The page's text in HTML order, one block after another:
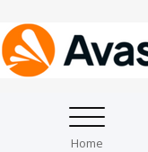
Toggle
navigation
Home